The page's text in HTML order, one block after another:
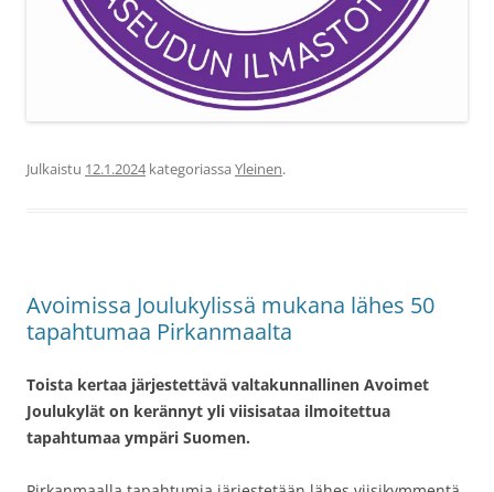
Julkaistu 12.1.2024kategoriassa Yleinen.
Avoimissa Joulukylissä mukana lähes 50
tapahtumaa Pirkanmaalta
Toista kertaa järjestettävä valtakunnallinen Avoimet
Joulukylät on kerännyt yli viisisataa ilmoitettua
tapahtumaa ympäri Suomen.